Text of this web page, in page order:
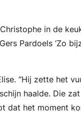
in de
Pardoels ‘Zo
“Hij zette het
haalde. Die
dat het moment